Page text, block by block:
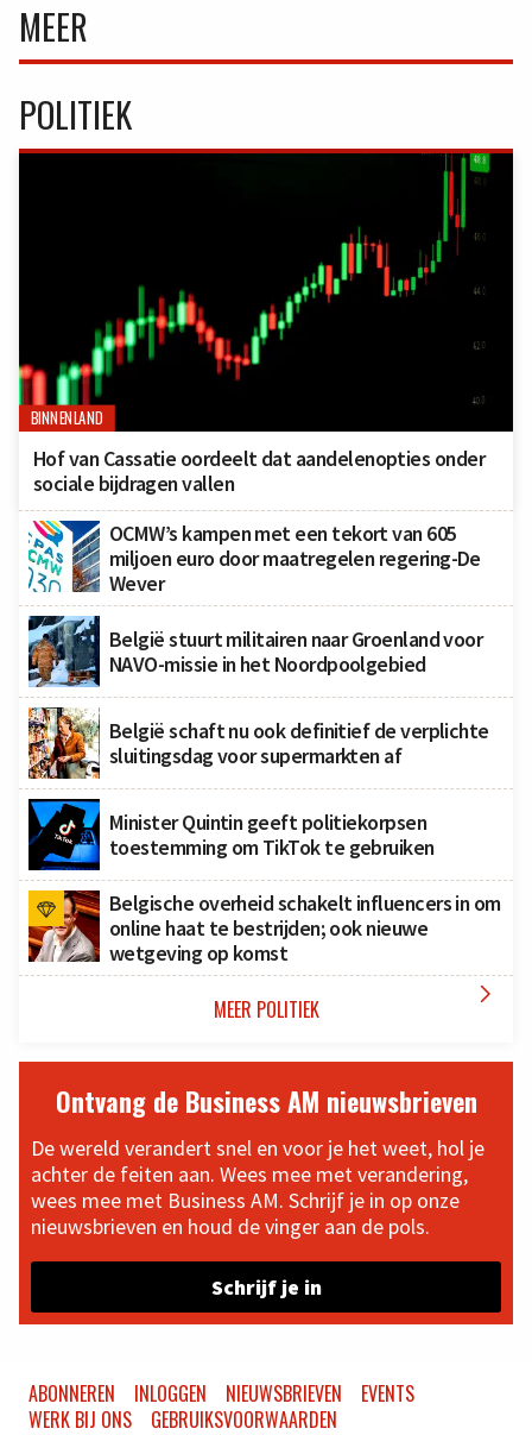
MEER
POLITIEK
BINNENLAND
Hof van Cassatie oordeelt dat aandelenopties onder
sociale bijdragen vallen
OCMW’s kampen met een tekort van 605
miljoen euro door maatregelen regering-De
Wever
België stuurt militairen naar Groenland voor
NAVO-missie in het Noordpoolgebied
België schaft nu ook definitief de verplichte
sluitingsdag voor supermarkten af
Minister Quintin geeft politiekorpsen
toestemming om TikTok te gebruiken
Belgische overheid schakelt influencers in om
online haat te bestrijden; ook nieuwe
wetgeving op komst
MEER POLITIEK 
Ontvang de Business AM nieuwsbrieven
De wereld verandert snel en voor je het weet, hol je
achter de feiten aan. Wees mee met verandering,
wees mee met Business AM. Schrijf je in op onze
nieuwsbrieven en houd de vinger aan de pols.
Schrijf je in
ABONNEREN INLOGGEN NIEUWSBRIEVEN
EVENTS
WERK BIJ ONS
GEBRUIKSVOORWAARDEN